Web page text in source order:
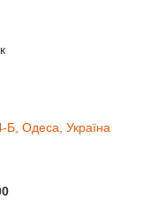
Б, Одеса, Україна